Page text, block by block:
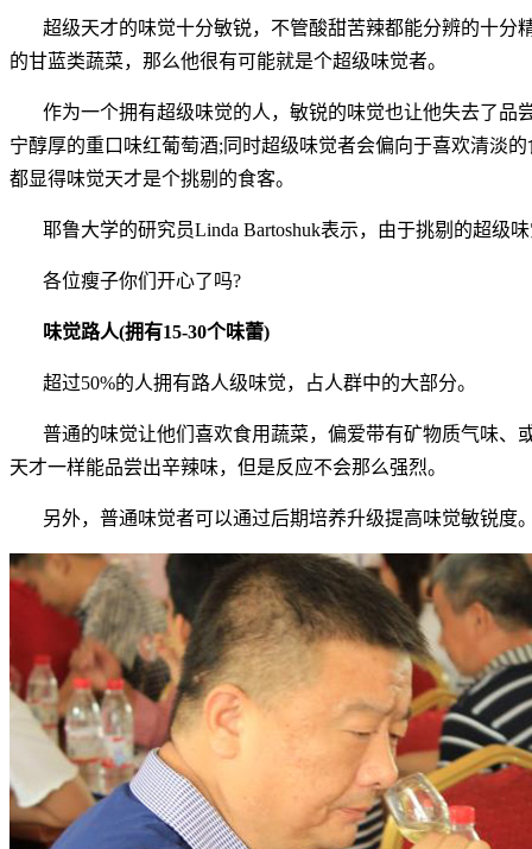
超级天才的味觉十分敏锐，不管酸甜苦辣都能分辨的十分
的甘蓝类蔬菜，那么他很有可能就是个超级味觉者。
作为一个拥有超级味觉的人，敏锐的味觉也让他失去了品
宁醇厚的重口味红葡萄酒;同时超级味觉者会偏向于喜欢清淡
都显得味觉天才是个挑剔的食客。
耶鲁大学的研究员Linda Bartoshuk表示，由于挑剔的超级
各位瘦子你们开心了吗?
味觉路人(拥有15-30个味蕾)
超过50%的人拥有路人级味觉，占人群中的大部分。
普通的味觉让他们喜欢食用蔬菜，偏爱带有矿物质气味、
天才一样能品尝出辛辣味，但是反应不会那么强烈。
另外，普通味觉者可以通过后期培养升级提高味觉敏锐度